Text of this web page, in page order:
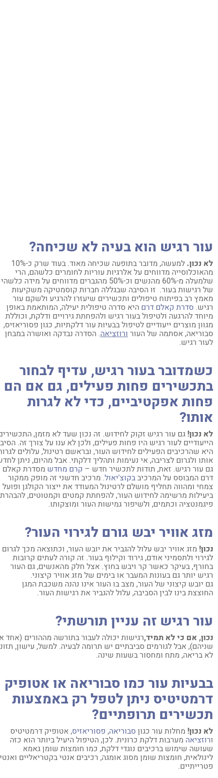
רגיש הוא בעיה לא שכיחה?
נכון. למעשה, מדובר בתופעה שכיחה מאוד. בעוד שרק כ-10%
מדווחים על אלרגיות עוריות לחומרים כלשהם, הרי
שלמעלה מ-60% מהנשים וכ-50% מהגברים מדווחים על מידה כלשהי
רגישות בעור. זו הסיבה שבגללה חברות קוסמטיקה משקיעות
רב בפיתוח טיפולים ותכשירים שיעזרו להרגיע ולשקם עור
סדרת קאלם דרםהיא סדרה טיפולית יעילה, המותאמת באופן
להרגעה ולטיפול בעור רגיש ולהפחתת גירויים ודלקת, וכוללת
מוצרים ייעודיים לטיפול בבעיות עור דלקתיות, כגון פסוריאזיס,
אסתמה של העורורוזציאה. הסדרה נבדקה ואושרה במבחן
רגיש.
בעור רגיש, עדיף לבחור
פחות פעילים, גם אם הם
אפקטיביים, כדי לא לגרות
נכון!גם עור רגיש זקוק לחידוש. זה נכון שעד לא מזמן, התכשירים
לעור רגיש היו פחות פעילים, ולכן לא ענו על צורך זה. הסיבה
שהרכיבים הפעילים לחידוש העור, ובראשם רטינול, עלולים לגרות
ולגרום לצריבה, אי נעימות ותהליך דלקתי. אבל מהיום, ניתן לחדש
עור רגיש. זאת, תודות לתכשיר חדש – קרם מחדשמסדרת קאלם
המבוסס על המרכיבבקוצ'יאול.מרכיב חדשני זה מופק ממקור
ומהווה תחליף מושלם לרטינול המעודד את ייצור הקולגן ופועל
מרשימה לחידוש העור, להפחתת קמטים וקמטוטים, להבהרת
וכתמים, ולשיפור גמישות העור ומוצקותו.
אוויר יבש גורם לגירוי העור?
מזג אוויר יבש עלול להגביר את יובש העור, וכתוצאה מכך לגרום
ולתסמיני אודם, גירוד וקילוף בעור. זה קורה לעתים קרובות
בעיקר כאשר קר ויבש בחוץ. אצל חלק מהאנשים, גם העור
יותר גם בעונות המעבר או בימים של מזג אוויר קיצוני.
יובש קיצוני של העור, מצב בו העור אינו נהנה משכבת המגן
בינו לבין הסביבה, עלול להגביר את רגישות העור.
רגיש זה עניין תורשתי?
אם כי לא תמיד,רגישות יכולה לעבור בתורשה מההורים (אחד או
אבל לגורמים סביבתיים יש תרומה לבעיה. למשל, עישון, תזונה
בריאה, מתח ומחסור בשעות שינה.
עור כמו סבוריאה או אטופיק
ניתן לטפל רק באמצעות
תרופתיים?
נכון!מחלות עור כגוןסבוריאה,פסוריאזיס, אטופיק דרמטיטיס
מערבות דלקת כרונית. לכן, הטיפול היעיל ביותר הוא כזה
שימוש ברכיבים נוגדי דלקת, כמו חומצות שומן גאמא
חומצות שומן מסוג אומגה, רכיבים אנטי בקטריאליים ואנטי